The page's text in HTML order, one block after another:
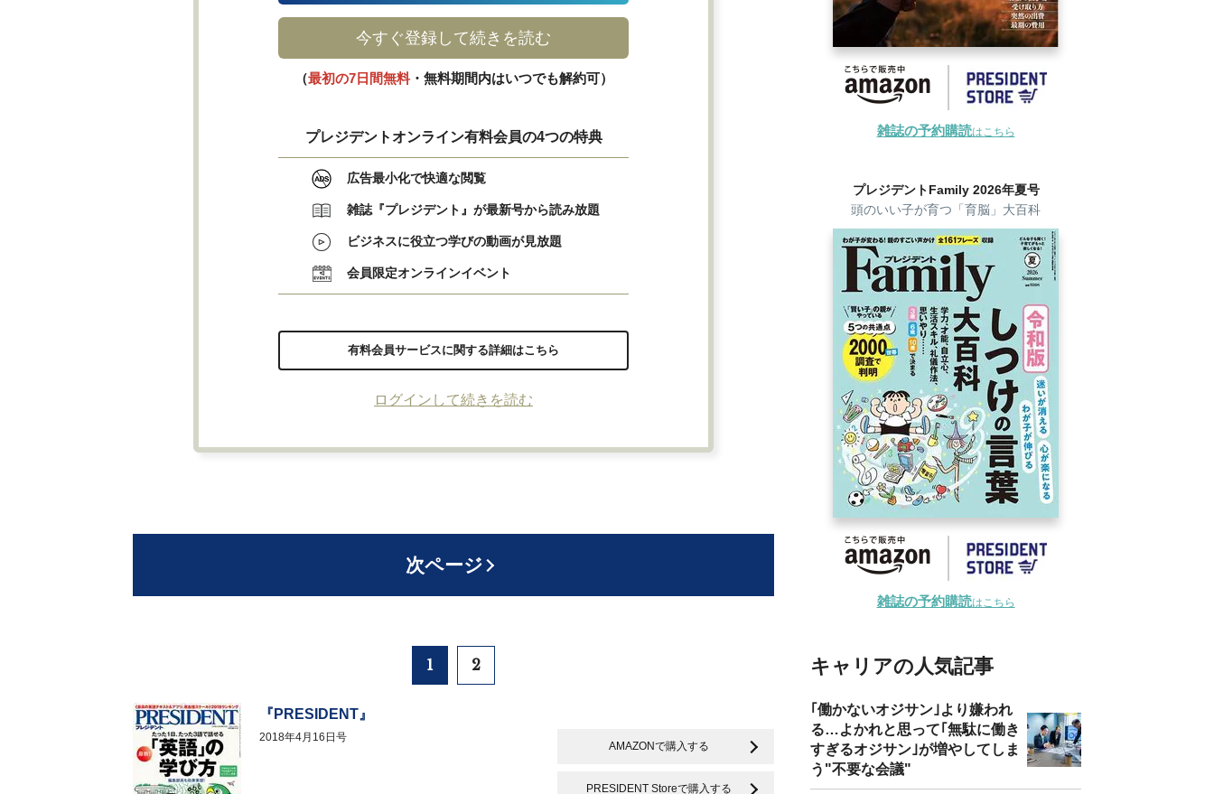
今すぐ登録して続きを読む
（最初の7日間無料・無料期間内はいつでも解約可）
プレジデントオンライン有料会員の4つの特典
広告最小化で快適な閲覧
雑誌『プレジデント』が最新号から読み放題
ビジネスに役立つ学びの動画が見放題
会員限定オンラインイベント
有料会員サービスに関する詳細はこちら
ログインして続きを読む
次ページ
1 2
『PRESIDENT』
2018年4月16日号
AMAZONで購入する
PRESIDENT Storeで購入する
雑誌の予約購読はこちら
プレジデントFamily 2026年夏号
頭のいい子が育つ「育脳」大百科
雑誌の予約購読はこちら
キャリアの人気記事
｢働かないオジサン｣より嫌われ
る…よかれと思って｢無駄に働き
すぎるオジサン｣が増やしてしま
う"不要な会議"